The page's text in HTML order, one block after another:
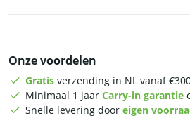
-
14,3
liter
Onze voordelen
Gratis verzending in NL vanaf
Minimaal 1 jaar Carry-in garantie
Snelle levering door eigen